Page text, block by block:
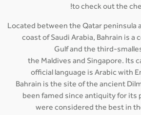
to check out the
Located between the Qatar
coast of Saudi Arabia, Bahrain is
Gulf and the third-
the Maldives and Singapore.
official language is Arabic with
Bahrain is the site of the ancient
been famed since antiquity for
were considered the best in